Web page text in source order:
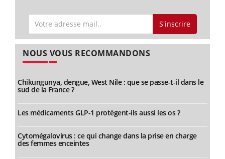
S'inscrire
NOUS VOUS RECOMMANDONS
Chikungunya, dengue, West Nile : que se passe-t-il dans le
sud de la France ?
Les médicaments GLP-1 protègent-ils aussi les os ?
Cytomégalovirus : ce qui change dans la prise en charge
des femmes enceintes